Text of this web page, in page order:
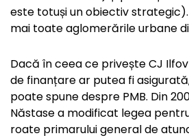
este totuși un obiectiv
mai toate aglomerările urbane
Dacă în ceea ce privește CJ
de finanțare ar putea fi
poate spune despre PMB. Din
Năstase a modificat legea
roate primarului general de